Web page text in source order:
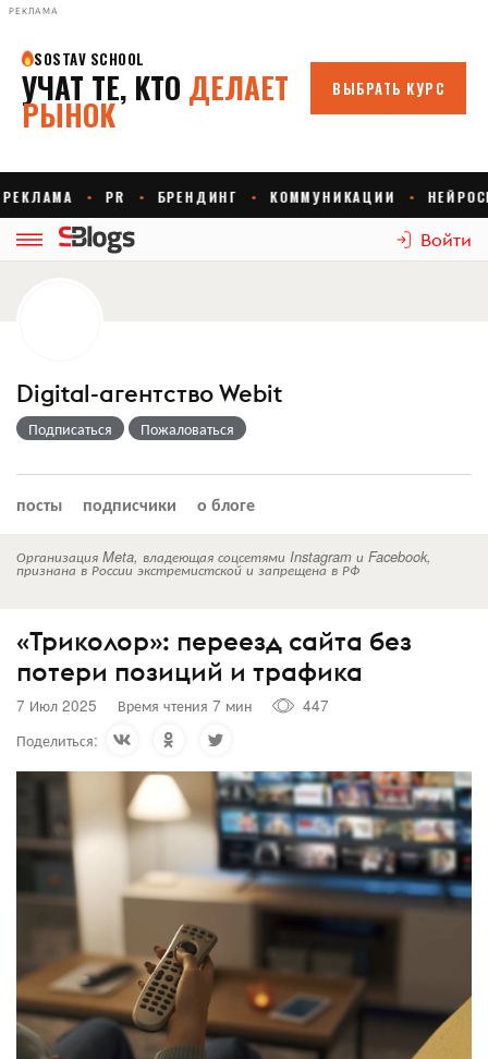
РЕКЛАМА
Войти
Digital-агентство Webit
Подписаться Пожаловаться
посты подписчики о блоге
Организация Meta, владеющая соцсетями Instagram и Facebook,
признана в России экстремистской и запрещена в РФ
«Триколор»: переезд сайта без
потери позиций и трафика
7 Июл 2025 Время чтения 7 мин
447
Поделиться: